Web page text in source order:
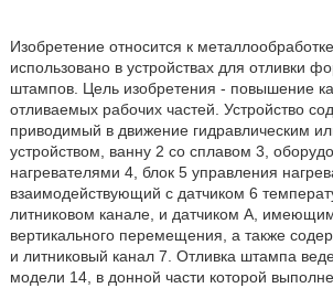
Изобретение относится к
использовано в устройствах для отливки
штампов. Цель изобретения - повышение
отливаемых рабочих частей. Устройство
приводимый в движение гидравлическим
устройством, ванну 2 со сплавом 3,
нагревателями 4, блок 5 управления
взаимодействующий с датчиком 6
литниковом канале, и датчиком А,
вертикального перемещения, а также
и литниковый канал 7. Отливка штампа
модели 14, в донной части которой